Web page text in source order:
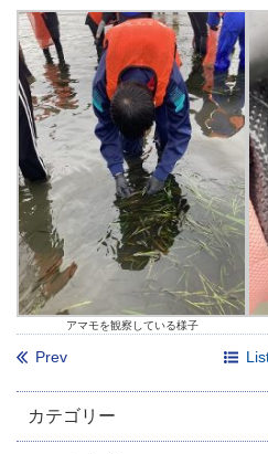
アマモを観察している様子
Prev
カテゴリー